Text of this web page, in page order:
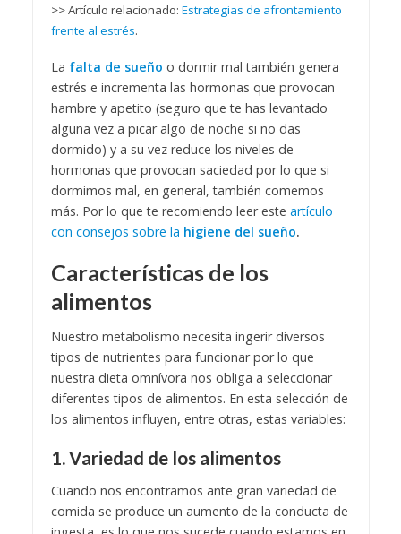
>> Artículo relacionado: Estrategias de afrontamiento
frente al estrés.
La falta de sueño o dormir mal también genera
estrés e incrementa las hormonas que provocan
hambre y apetito (seguro que te has levantado
alguna vez a picar algo de noche si no das
dormido) y a su vez reduce los niveles de
hormonas que provocan saciedad por lo que si
dormimos mal, en general, también comemos
más. Por lo que te recomiendo leer este artículo
con consejos sobre la higiene del sueño.
Características de los
alimentos
Nuestro metabolismo necesita ingerir diversos
tipos de nutrientes para funcionar por lo que
nuestra dieta omnívora nos obliga a seleccionar
diferentes tipos de alimentos. En esta selección de
los alimentos influyen, entre otras, estas variables:
1. Variedad de los alimentos
Cuando nos encontramos ante gran variedad de
comida se produce un aumento de la conducta de